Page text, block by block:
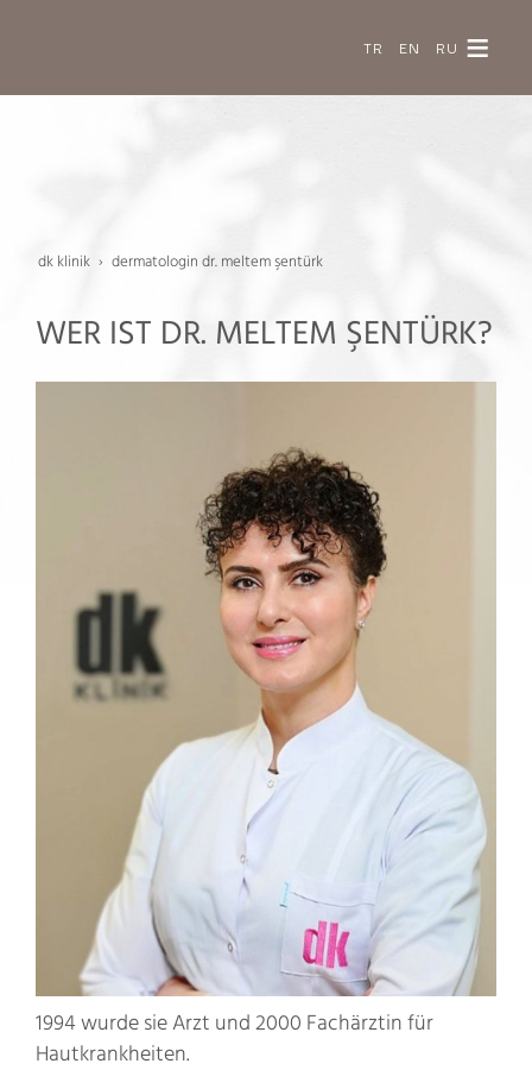
TR EN RU
dk klinik dermatologin dr. meltem şentürk
WER IST DR. MELTEM ŞENTÜRK?
1994 wurde sie Arzt und 2000 Fachärztin für
Hautkrankheiten.